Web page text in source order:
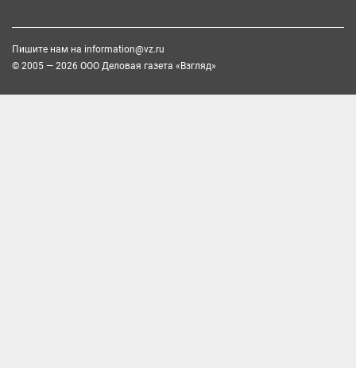
Пишите нам на information@vz.ru
© 2005 — 2026 ООО Деловая газета «Взгляд»